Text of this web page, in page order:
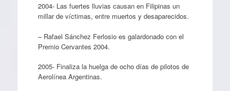
2004- Las fuertes lluvias causan en Filipinas un
millar de víctimas, entre muertos y desaparecidos.
– Rafael Sánchez Ferlosio es galardonado con el
Premio Cervantes 2004.
2005- Finaliza la huelga de ocho días de pilotos de
Aerolínea Argentinas.